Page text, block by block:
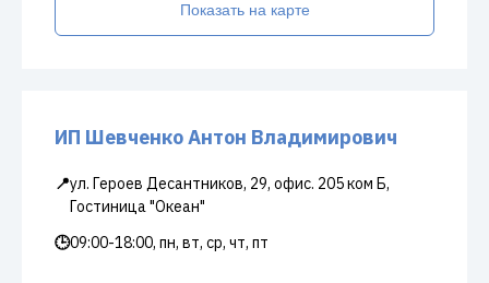
Показать на карте
ИП Шевченко Антон Владимирович
📍ул. Героев Десантников, 29, офис. 205 ком Б,
Гостиница "Океан"
🕒09:00-18:00, пн, вт, ср, чт, пт